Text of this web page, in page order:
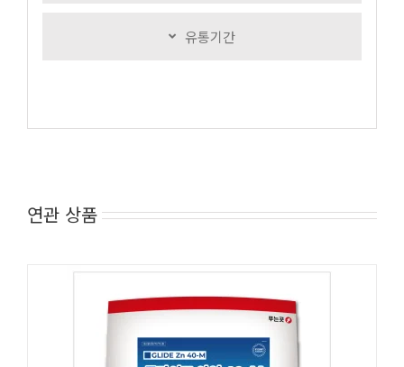
유통기간
연관 상품